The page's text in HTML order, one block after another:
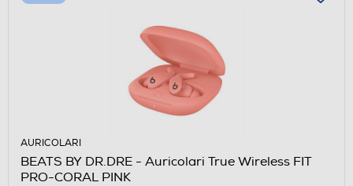
AURICOLARI
BEATS BY DR.DRE - Auricolari True Wireless FIT
PRO-CORAL PINK